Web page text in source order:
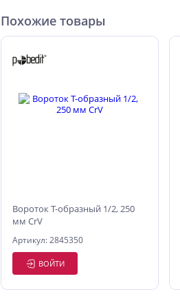
Похожие товары
Вороток Т-образный 1/2, 250
мм CrV
Артикул: 2845350
ВОЙТИ